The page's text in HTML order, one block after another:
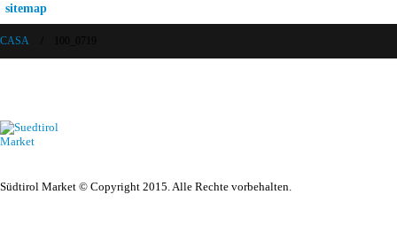
sitemap
CASA
Südtirol Market © Copyright 2015. Alle Rechte vorbehalten.